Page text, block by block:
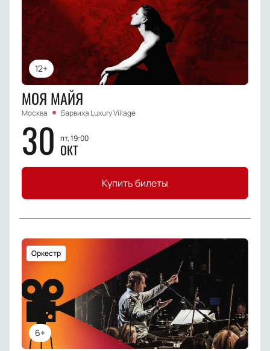
12+
МОЯ МАЙЯ
Москва Барвиха Luxury Village
30 пт, 19:00
ОКТ
Купить билеты
6+
Оркестр